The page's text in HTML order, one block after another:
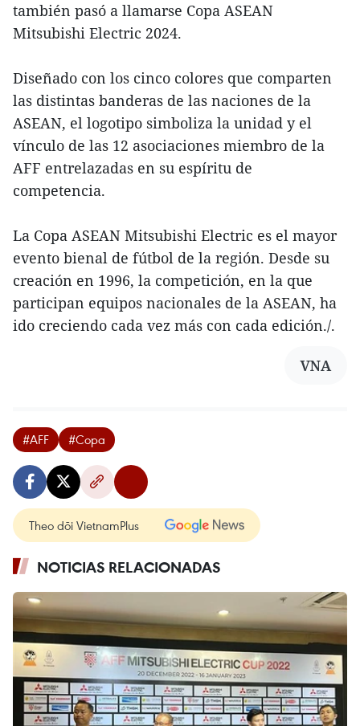
también pasó a llamarse Copa ASEAN
Mitsubishi Electric 2024.
Diseñado con los cinco colores que comparten
las distintas banderas de las naciones de la
ASEAN, el logotipo simboliza la unidad y el
vínculo de las 12 asociaciones miembro de la
AFF entrelazadas en su espíritu de
competencia.
La Copa ASEAN Mitsubishi Electric es el mayor
evento bienal de fútbol de la región. Desde su
creación en 1996, la competición, en la que
participan equipos nacionales de la ASEAN, ha
ido creciendo cada vez más con cada edición./.
VNA
#AFF #Copa
Theo dõi VietnamPlus
NOTICIAS RELACIONADAS